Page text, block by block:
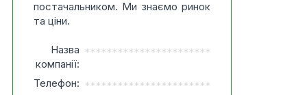
постачальником. Ми знаємо ринок
та ціни.
Назва
компанії:
***********************
Телефон: ***********************